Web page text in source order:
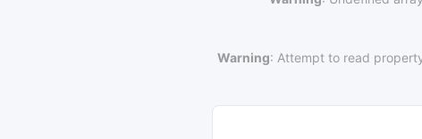
Warning: Attempt to read